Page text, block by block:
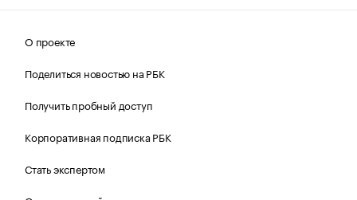
О проекте
Поделиться новостью на РБК
Получить пробный доступ
Корпоративная подписка РБК
Стать экспертом